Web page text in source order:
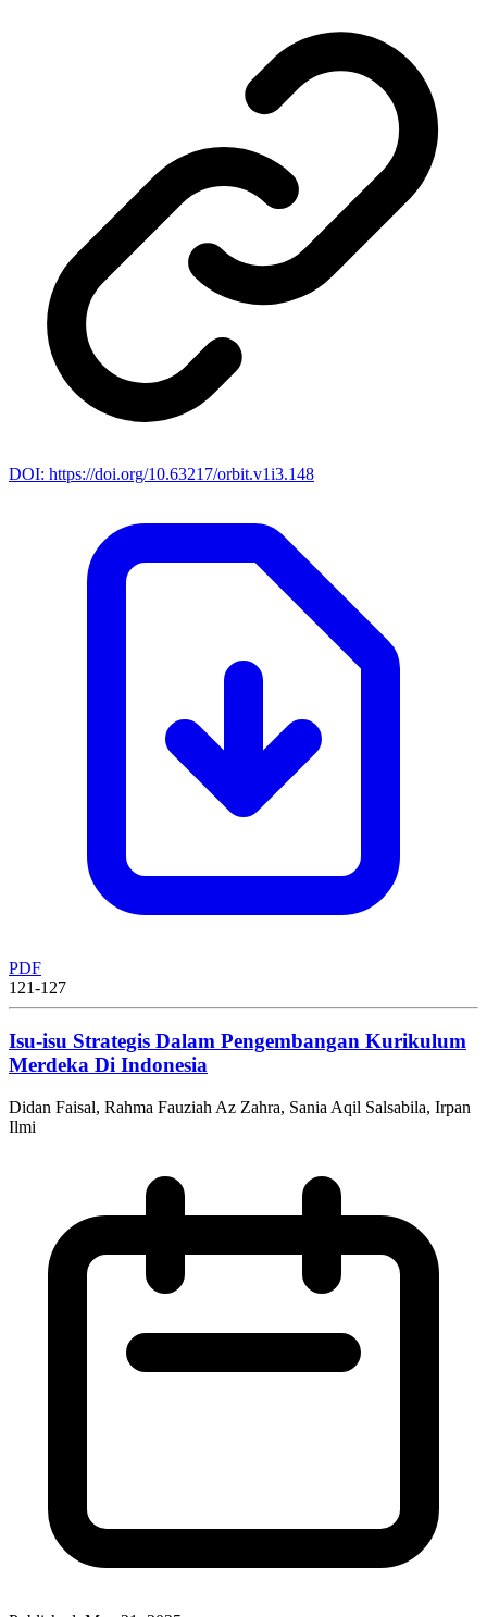
DOI: https://doi.org/10.63217/orbit.v1i3.148
PDF
121-127
Isu-isu Strategis Dalam Pengembangan Kurikulum
Merdeka Di Indonesia
Didan Faisal, Rahma Fauziah Az Zahra, Sania Aqil Salsabila, Irpan
Ilmi